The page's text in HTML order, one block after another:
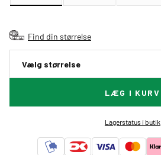
Find din størrelse
Vælg størrelse
LÆG I KURV
Lagerstatus i butik